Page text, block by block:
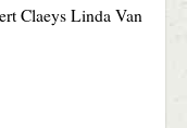
Claeys Linda Van